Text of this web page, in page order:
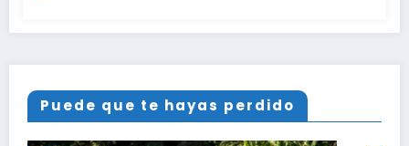
Puede que te hayas perdido